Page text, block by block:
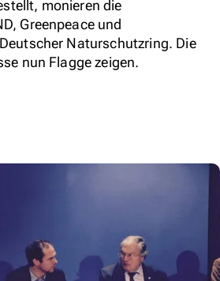
monieren die
Greenpeace und
Naturschutzring. Die
nun Flagge zeigen.